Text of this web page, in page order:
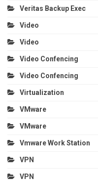
Veritas Backup Exec
Video
Video
Video Confencing
Video Confencing
Virtualization
VMware
VMware
Vmware Work Station
VPN
VPN